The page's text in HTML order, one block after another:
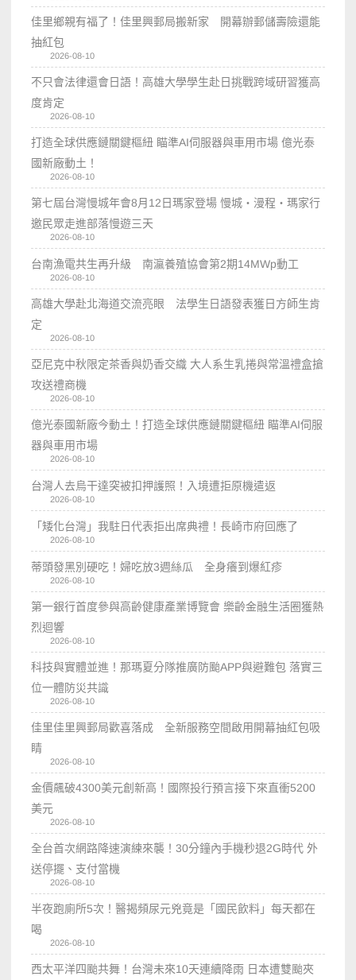
佳里鄉親有福了！佳里興郵局搬新家 開幕辦郵儲壽險還能
抽紅包
2026-08-10
不只會法律還會日語！高雄大學學生赴日挑戰跨域研習獲高
度肯定
2026-08-10
打造全球供應鏈關鍵樞紐 瞄準AI伺服器與車用市場 億光泰
國新廠動土！
2026-08-10
第七屆台灣慢城年會8月12日瑪家登場 慢城・漫程・瑪家行
邀民眾走進部落慢遊三天
2026-08-10
台南漁電共生再升級 南瀛養殖協會第2期14MWp動工
2026-08-10
高雄大學赴北海道交流亮眼 法學生日語發表獲日方師生肯
定
2026-08-10
亞尼克中秋限定茶香與奶香交織 大人系生乳捲與常溫禮盒搶
攻送禮商機
2026-08-10
億光泰國新廠今動土！打造全球供應鏈關鍵樞紐 瞄準AI伺服
器與車用市場
2026-08-10
台灣人去烏干達突被扣押護照！入境遭拒原機遣返
2026-08-10
「矮化台灣」我駐日代表拒出席典禮！長崎市府回應了
2026-08-10
蒂頭發黑別硬吃！婦吃放3週絲瓜 全身癢到爆紅疹
2026-08-10
第一銀行首度參與高齡健康產業博覽會 樂齡金融生活圈獲熱
烈迴響
2026-08-10
科技與實體並進！那瑪夏分隊推廣防颱APP與避難包 落實三
位一體防災共識
2026-08-10
佳里佳里興郵局歡喜落成 全新服務空間啟用開幕抽紅包吸
睛
2026-08-10
金價飆破4300美元創新高！國際投行預言接下來直衝5200
美元
2026-08-10
全台首次網路降速演練來襲！30分鐘內手機秒退2G時代 外
送停擺、支付當機
2026-08-10
半夜跑廁所5次！醫揭頻尿元兇竟是「國民飲料」每天都在
喝
2026-08-10
西太平洋四颱共舞！台灣未來10天連續降雨 日本遭雙颱夾